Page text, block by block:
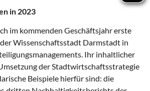
in 2023
im kommenden Geschäftsjahr erste
Wissenschaftsstadt Darmstadt in
Ihr inhaltlicher
der Stadtwirtschaftsstrategie
Beispiele hierfür sind: die